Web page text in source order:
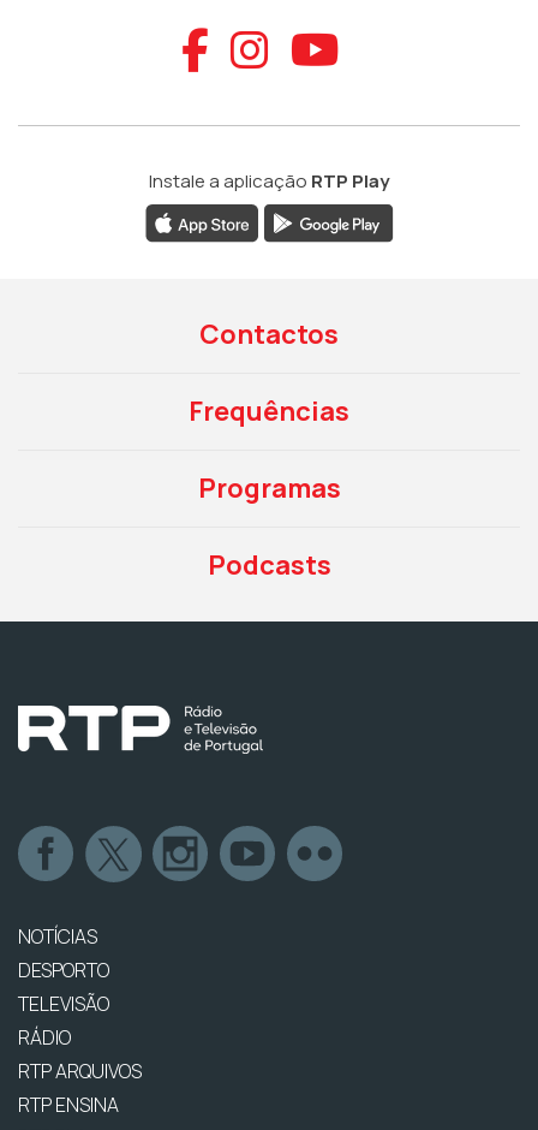
Aceder ao
Aceder ao
Aceder
Instale a aplicação RTP Play
Contactos
Frequências
Programas
Podcasts
NOTÍCIAS
DESPORTO
TELEVISÃO
RÁDIO
RTP ARQUIVOS
RTP ENSINA